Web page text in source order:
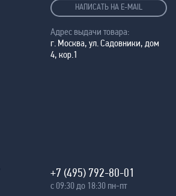
НАПИСАТЬ НА E-MAIL
Адрес выдачи товара:
г. Москва, ул. Садовники, дом
4, кор.1
+7 (495) 792-80-01
с 09:30 до 18:30 пн-пт